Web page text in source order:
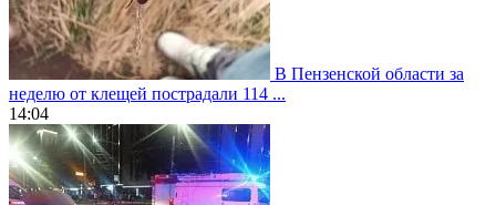
В Пензенской области за
неделю от клещей пострадали 114 ...
14:04